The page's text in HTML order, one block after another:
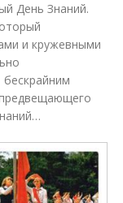
День Знаний.
и кружевными